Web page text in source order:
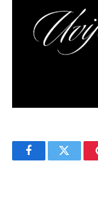
FacebookTwitter